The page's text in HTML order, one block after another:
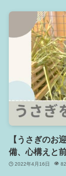
【うさぎのお
備、心構えと
2022年4月16日